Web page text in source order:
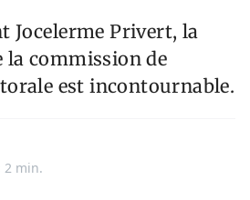
Jocelerme Privert, la
la commission de
est incontournable.
2 min.